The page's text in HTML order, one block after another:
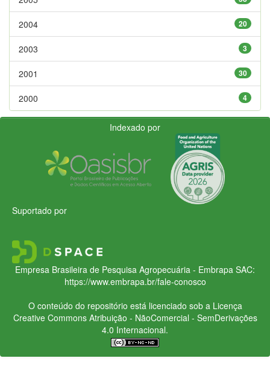
20
2004
3
2003
30
2001
4
2000
Indexado por
Suportado por
Empresa Brasileira de Pesquisa Agropecuária - Embrapa SAC:
https://www.embrapa.br/fale-conosco
O conteúdo do repositório está licenciado sob a Licença
Creative CommonsAtribuição - NãoComercial - SemDerivações
4.0 Internacional.